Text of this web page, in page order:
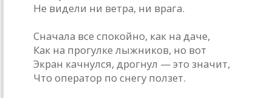
Не видели ни ветра, ни врага.
Сначала все спокойно, как на даче,
Как на прогулке лыжников, но вот
Экран качнулся, дрогнул — это значит,
Что оператор по снегу ползет.